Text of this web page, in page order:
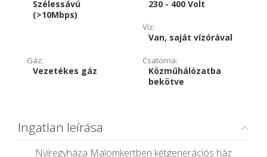
Szélessávú
(>10Mbps)
230 - 400 Volt
Víz:
Van, saját vízórával
Gáz:
Vezetékes gáz
Csatorna:
Közműhálózatba
bekötve
Ingatlan leírása
Nyíregyháza Malomkertben kétgenerációs ház